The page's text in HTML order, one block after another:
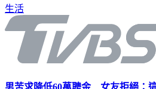
生活
男苦求降低60萬聘金 女友拒絕：